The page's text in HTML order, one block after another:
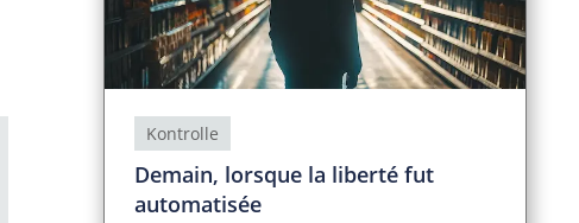
Kontrolle
Demain, lorsque la liberté fut
automatisée